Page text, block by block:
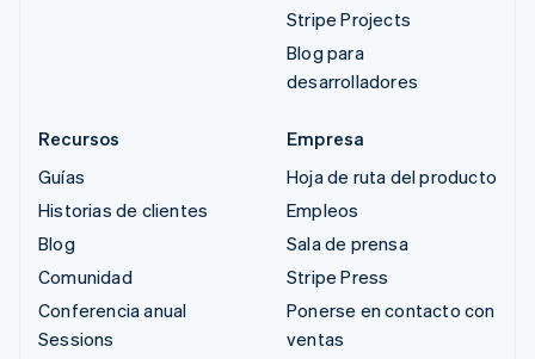
Stripe Projects
Blog para
desarrolladores
Recursos
Guías
Historias de clientes
Blog
Comunidad
Conferencia anual
Sessions
Empresa
Hoja de ruta del producto
Empleos
Sala de prensa
Stripe Press
Ponerse en contacto con
ventas